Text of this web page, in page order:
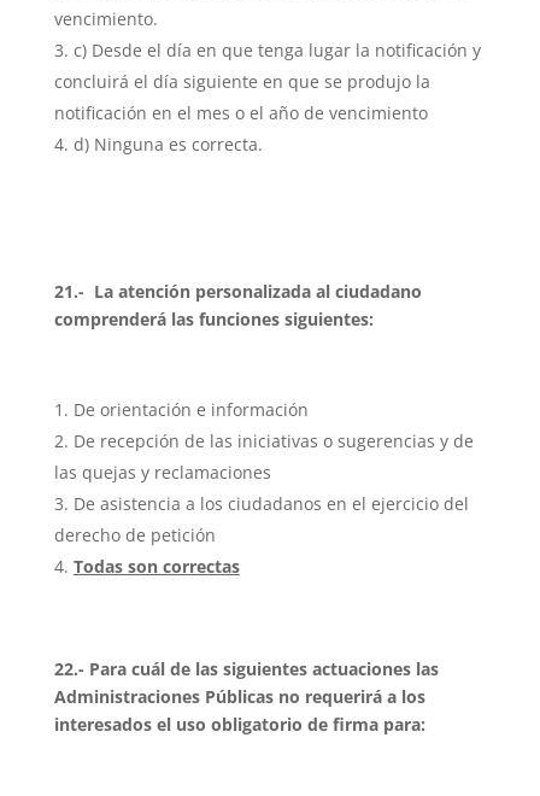
vencimiento.
c) Desde el día en que tenga lugar la notificación y
concluirá el día siguiente en que se produjo la
notificación en el mes o el año de vencimiento
d) Ninguna es correcta.
21.- La atención personalizada al ciudadano
comprenderá las funciones siguientes:
De orientación e información
De recepción de las iniciativas o sugerencias y de
las quejas y reclamaciones
De asistencia a los ciudadanos en el ejercicio del
derecho de petición
Todas son correctas
22.- Para cuál de las siguientes actuaciones las
Administraciones Públicas no requerirá a los
interesados el uso obligatorio de firma para: